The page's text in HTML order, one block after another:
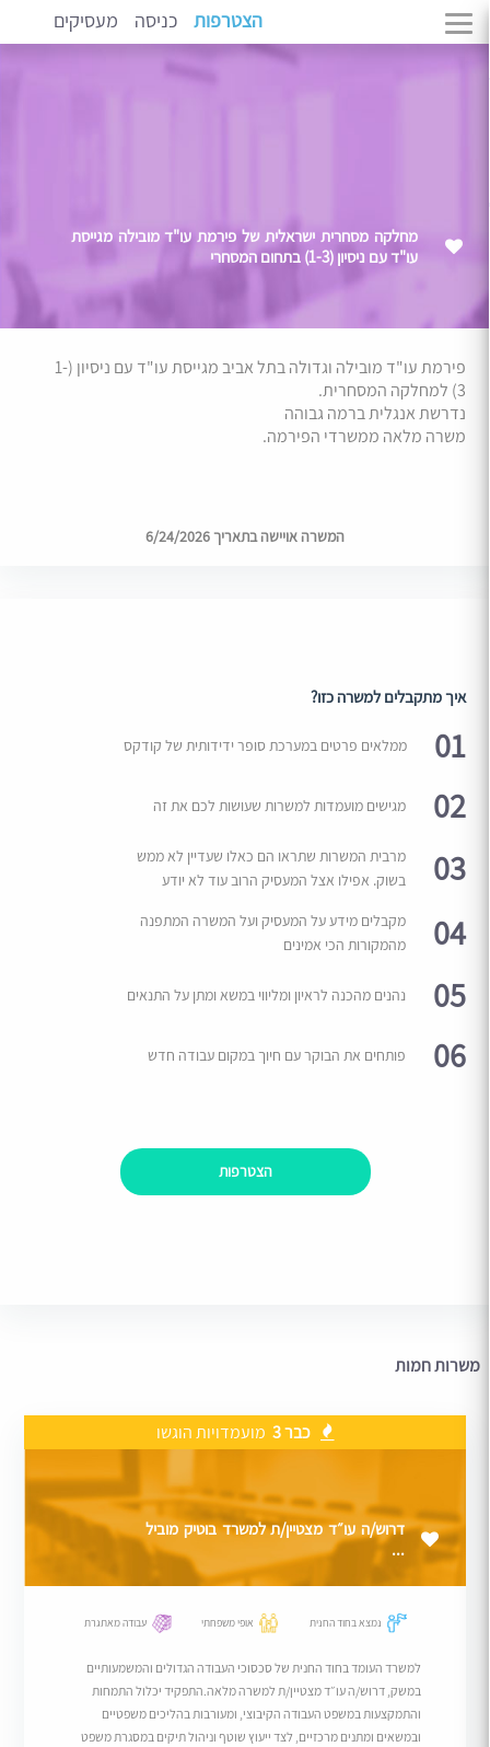
הצטרפות כניסה מעסיקים
מחלקה מסחרית ישראלית של פירמת עו"ד מובילה מגייסת
עו"ד עם ניסיון (1-3) בתחום המסחרי
פירמת עו"ד מובילה וגדולה בתל אביב מגייסת עו"ד עם ניסיון (1-
3) למחלקה המסחרית.
נדרשת אנגלית ברמה גבוהה
משרה מלאה ממשרדי הפירמה.
המשרה אויישה בתאריך 6/24/2026
איך מתקבלים למשרה כזו?
01 ממלאים פרטים במערכת סופר ידידותית של קודקס
02 מגישים מועמדות למשרות שעושות לכם את זה
03
מרבית המשרות שתראו הם כאלו שעדיין לא ממש
בשוק. אפילו אצל המעסיק הרוב עוד לא יודע
04
מקבלים מידע על המעסיק ועל המשרה המתפנה
מהמקורות הכי אמינים
05 נהנים מהכנה לראיון ומליווי במשא ומתן על התנאים
06 פותחים את הבוקר עם חיוך במקום עבודה חדש
הצטרפות
משרות חמות
כבר 3 מועמדויות הוגשו
דרוש/ה עו״ד מצטיין/ת למשרד בוטיק מוביל
...
נמצא בחוד החנית אופי משפחתי עבודה מאתגרת
למשרד העומד בחוד החנית של סכסוכי העבודה הגדולים והמשמעותיים
במשק, דרוש/ה עו״ד מצטיין/ת למשרה מלאה.התפקיד יכלול התמחות
והתמקצעות במשפט העבודה הקיבוצי, ומעורבות בהליכים משפטיים
ובמשאים ומתנים מרכזיים, לצד ייעוץ שוטף וניהול תיקים במסגרת משפט